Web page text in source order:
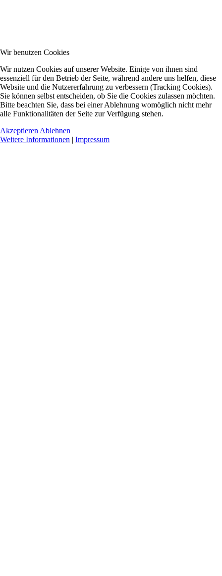
Wir benutzen Cookies
Wir nutzen Cookies auf unserer Website. Einige von ihnen sind
essenziell für den Betrieb der Seite, während andere uns helfen, diese
Website und die Nutzererfahrung zu verbessern (Tracking Cookies).
Sie können selbst entscheiden, ob Sie die Cookies zulassen möchten.
Bitte beachten Sie, dass bei einer Ablehnung womöglich nicht mehr
alle Funktionalitäten der Seite zur Verfügung stehen.
Akzeptieren Ablehnen
Weitere Informationen | Impressum